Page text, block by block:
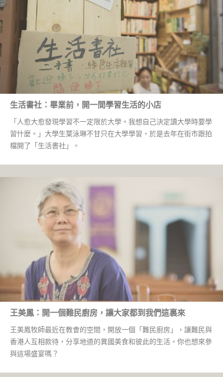
生活書社：畢業前，開一間學習生活的小店
「人愈大愈發現學習不一定限於大學。我想自己決定讀大學時要學
習什麼。」大學生葉泳琳不甘只在大學學習，於是去年在街市跟拍
檔開了「生活書社」。
王美鳳：開一個難民廚房，讓大家都到我們這裏來
王美鳳牧師最近在教會的空間，開放一個「難民廚房」，讓難民與
香港人互相款待，分享地道的異國美食和彼此的生活。你也想來參
與這場盛宴嗎？